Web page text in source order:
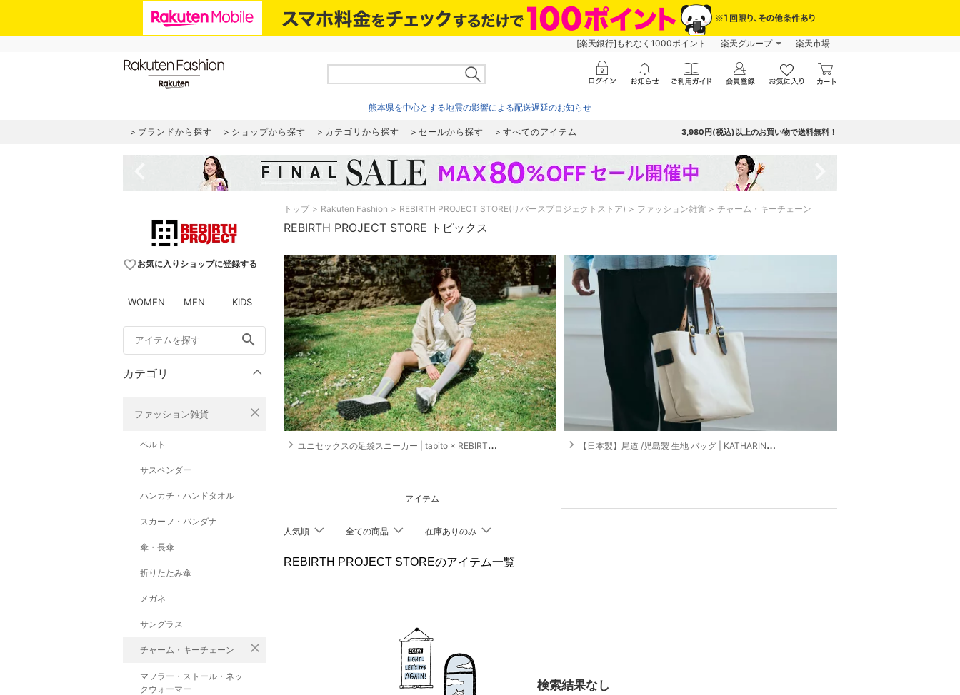
[楽天銀行]もれなく1000ポイント 楽天グループ 楽天市場
熊本県を中心とする地震の影響による配送遅延のお知らせ
ブランドから探す ショップから探す カテゴリから探す セールから探す すべてのアイテム 3,980円(税込)以上のお買い物で送料無料！
favorite_borderお気に入りショップに登録する
WOMEN MEN KIDS
search
カテゴリ
ファッション雑貨 close
ベルト
サスペンダー
ハンカチ・ハンドタオル
スカーフ・バンダナ
傘・長傘
折りたたみ傘
メガネ
サングラス
チャーム・キーチェーン close
マフラー・ストール・ネッ
クウォーマー
トップ Rakuten Fashion REBIRTH PROJECT STORE(リバースプロジェクトストア) ファッション雑貨 チャーム・キーチェーン
REBIRTH PROJECT STORE トピックス
navigate_next ユニセックスの足袋スニーカー | tabito × REBIRTH PROJECT navigate_next 【日本製】尾道 /児島製 生地 バッグ | KATHARINE HAMNETT LONDON
アイテム
人気順 全ての商品 在庫ありのみ
REBIRTH PROJECT STOREのアイテム一覧
検索結果なし